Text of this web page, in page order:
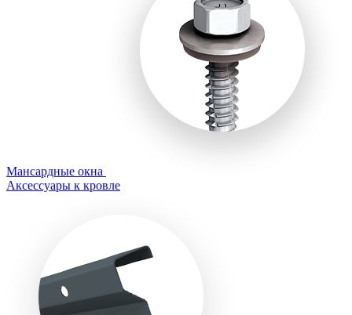
Мансардные окна
Аксессуары к кровле